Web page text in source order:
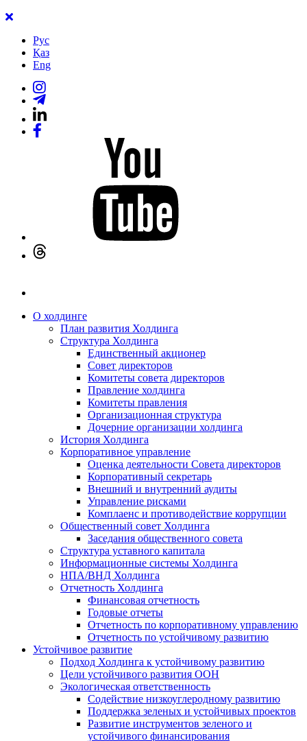
Рус
Қаз
Eng
О холдинге
План развития Холдинга
Структура Холдинга
Единственный акционер
Совет директоров
Комитеты совета директоров
Правление холдинга
Комитеты правления
Организационная структура
Дочерние организации холдинга
История Холдинга
Корпоративное управление
Оценка деятельности Совета директоров
Корпоративный секретарь
Внешний и внутренний аудиты
Управление рисками
Комплаенс и противодействие коррупции
Общественный совет Холдинга
Заседания общественного совета
Структура уставного капитала
Информационные системы Холдинга
НПА/ВНД Холдинга
Отчетность Холдинга
Финансовая отчетность
Годовые отчеты
Отчетность по корпоративному управлению
Отчетность по устойчивому развитию
Устойчивое развитие
Подход Холдинга к устойчивому развитию
Цели устойчивого развития ООН
Экологическая ответственность
Содействие низкоуглеродному развитию
Поддержка зеленых и устойчивых проектов
Развитие инструментов зеленого и
устойчивого финансирования